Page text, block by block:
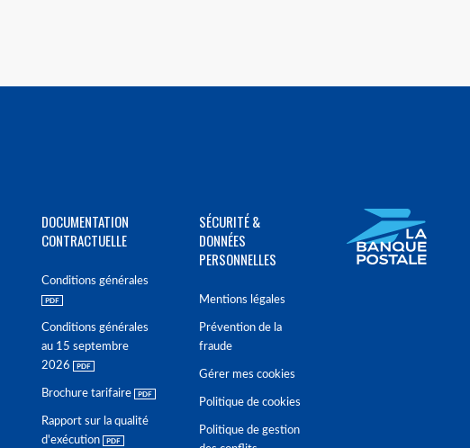
DOCUMENTATION
CONTRACTUELLE
Conditions générales
Conditions générales
au 15 septembre
2026
Brochure tarifaire
Rapport sur la qualité
d'exécution
SÉCURITÉ &
DONNÉES
PERSONNELLES
Mentions légales
Prévention de la
fraude
Gérer mes cookies
Politique de cookies
Politique de gestion